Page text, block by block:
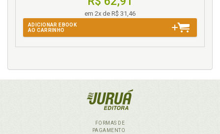
em 2x de R$ 31,46
ADICIONAR EBOOK
AO CARRINHO
FORMAS DE
PAGAMENTO